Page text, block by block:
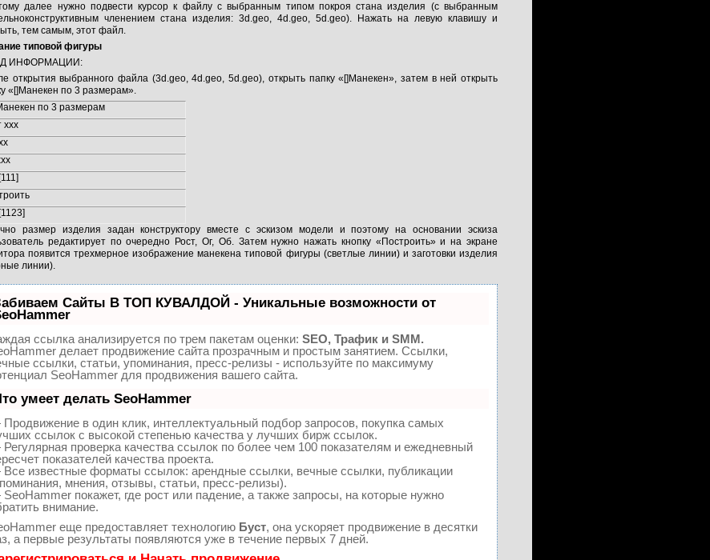
далее нужно подвести курсор к файлу с выбранным типом покроя стана изделия (с выбранным
членением стана изделия: 3d.geo, 4d.geo, 5d.geo). Нажать на левую клавишу и
тем самым, этот файл.
типовой фигуры
ИНФОРМАЦИИ:
открытия выбранного файла (3d.geo, 4d.geo, 5d.geo), открыть папку «[]Манекен», затем в ней открыть
«[]Манекен по 3 размерам».
по 3 размерам
ххх
размер изделия задан конструктору вместе с эскизом модели и поэтому на основании эскиза
редактирует по очередно Рост, Ог, Об. Затем нужно нажать кнопку «Построить» и на экране
появится трехмерное изображение манекена типовой фигуры (светлые линии) и заготовки изделия
линии).
Сайты В ТОП КУВАЛДОЙ - Уникальные возможности от
ссылка анализируется по трем пакетам оценки: SEO, Трафик и SMM.
делает продвижение сайта прозрачным и простым занятием. Ссылки,
ссылки, статьи, упоминания, пресс-релизы - используйте по максимуму
SeoHammer для продвижения вашего сайта.
умеет делать SeoHammer
в один клик, интеллектуальный подбор запросов, покупка самых
ссылок с высокой степенью качества у лучших бирж ссылок.
проверка качества ссылок по более чем 100 показателям и ежедневный
показателей качества проекта.
известные форматы ссылок: арендные ссылки, вечные ссылки, публикации
мнения, отзывы, статьи, пресс-релизы).
покажет, где рост или падение, а также запросы, на которые нужно
внимание.
еще предоставляет технологию Буст, она ускоряет продвижение в десятки
а первые результаты появляются уже в течение первых 7 дней.